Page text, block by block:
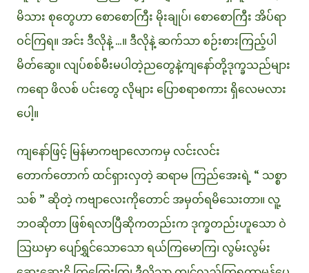
မိသား စုတွေဟာ စောစောကြီး မိုးချုပ်၊ စောစောကြီး အိပ်ရာ
ဝင်ကြရ။ အင်း ဒီလိုနဲ့ ...။ ဒီလိုနဲ့ ဆက်သာ စဉ်းစားကြည့်ပါ
မိတ်ဆွေ။ လျပ်စစ်မီးမပါတဲ့ညတွေနဲ့ကျနော်တို့ဒုက္ခသည်များ
ကရော ဖိလစ် ပင်းတွေ လိုများ ပြောစရာစကား ရှိလေမလား
ပေါ့။
ကျနော်ဖြင့် မြန်မာကဗျာလောကမှ လင်းလင်း
တောက်တောက် ထင်ရှားလှတဲ့ ဆရာမ ကြည်အေးရဲ့ “ သစ္စာ
သစ် ” ဆိုတဲ့ ကဗျာလေးကိုတောင် အမှတ်ရမိသေးတာ။ လူ့
ဘဝဆိုတာ ဖြစ်ရလာပြီဆိုကတည်းက ဒုက္ခတည်းဟူသော ဝဲ
သြဃမှာ ပျော်ရွှင်သောသော ရယ်ကြမောကြ၊ လွမ်းလွမ်း